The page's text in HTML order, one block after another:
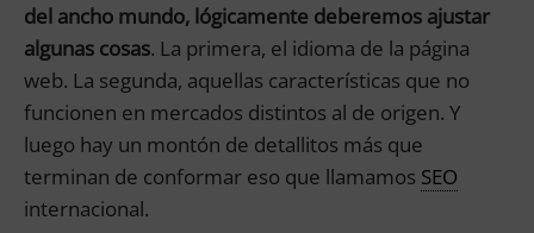
del ancho mundo, lógicamente deberemos ajustar
algunas cosas. La primera, el idioma de la página
web. La segunda, aquellas características que no
funcionen en mercados distintos al de origen. Y
luego hay un montón de detallitos más que
terminan de conformar eso que llamamos SEO
internacional.